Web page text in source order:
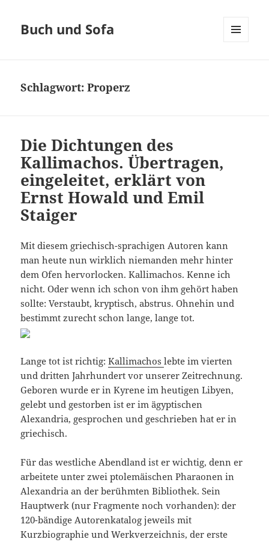
Buch und Sofa
Schlagwort:Properz
Die Dichtungen des
Kallimachos. Übertragen,
eingeleitet, erklärt von
Ernst Howald und Emil
Staiger
Mit diesem griechisch-sprachigen Autoren kann
man heute nun wirklich niemanden mehr hinter
dem Ofen hervorlocken. Kallimachos. Kenne ich
nicht. Oder wenn ich schon von ihm gehört haben
sollte: Verstaubt, kryptisch, abstrus. Ohnehin und
bestimmt zurecht schon lange, lange tot.
Lange tot ist richtig:Kallimachoslebte im vierten
und dritten Jahrhundert vor unserer Zeitrechnung.
Geboren wurde er in Kyrene im heutigen Libyen,
gelebt und gestorben ist er im ägyptischen
Alexandria, gesprochen und geschrieben hat er in
griechisch.
Für das westliche Abendland ist er wichtig, denn er
arbeitete unter zwei ptolemäischen Pharaonen in
Alexandria an der berühmten Bibliothek. Sein
Hauptwerk (nur Fragmente noch vorhanden): der
120-bändige Autorenkatalog jeweils mit
Kurzbiographie und Werkverzeichnis, der erste